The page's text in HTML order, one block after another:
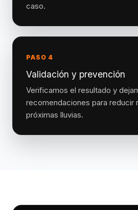
caso.
PASO 4
Validación y prevención
Verificamos el resultado y
recomendaciones para reducir
próximas lluvias.